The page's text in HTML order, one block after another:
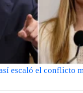
escaló el conflicto